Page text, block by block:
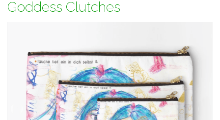
Goddess Clutches